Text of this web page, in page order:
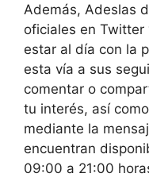
Además, Adeslas
oficiales en
estar al día con la
esta vía a sus
comentar o
tu interés, así
mediante la
encuentran
09:00 a 21:00